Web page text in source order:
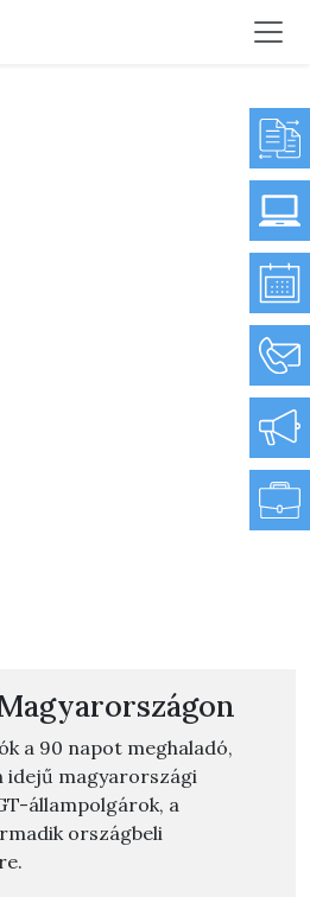
a 90 napot meghaladó,
idejű magyarországi
állampolgárok, a
országbeli